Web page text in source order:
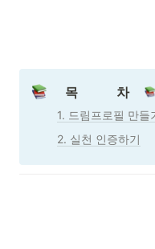
목            차
1. 드림프로필 만들
2. 실천 인증하기